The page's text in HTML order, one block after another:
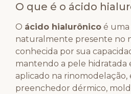
O que é o ácido
O ácido hialurônico é uma
naturalmente presente no
conhecida por sua
mantendo a pele hidratada
aplicado na
preenchedor dérmico,